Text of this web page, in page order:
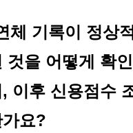
체 기록이 정상
것을 어떻게 확
이후 신용점수
요?